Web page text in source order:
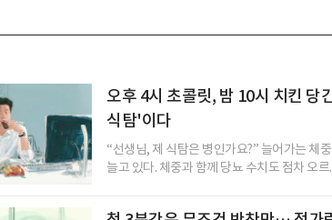
오후 4시 초콜릿, 밤 10시 치킨
식탐'이다
“선생님, 제 식탐은 병인가요?” 늘어가는 체
늘고 있다. 체중과 함께 당뇨 수치도 점차 오르